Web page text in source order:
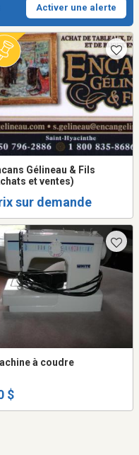
Activer une alerte
Gélineau & Fils
et ventes)
sur demande
à coudre
$